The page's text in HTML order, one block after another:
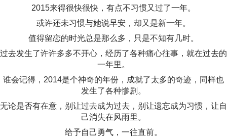
2015来得很快很快，有点不习惯又过了一年。
或许还未习惯与她说早安，却又是新一年。
值得留恋的时光总是那么多，只是不知有几时。
过去发生了许许多多不开心，经历了各种痛心往事，就在过去的
一年里。
谁会记得，2014是个神奇的年份，成就了太多的奇迹，同样也
发生了各种惨剧。
无论是否有在意，别让过去成为过去，别让遗忘成为习惯，让自
己消失在风雨里。
给予自己勇气，一往直前。